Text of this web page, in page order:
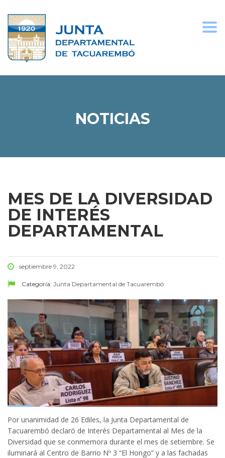
NOTICIAS
MES DE LA DIVERSIDAD
DE INTERÉS
DEPARTAMENTAL
septiembre 9, 2022
Categoría: Junta Departamental de Tacuarembó
Por unanimidad de 26 Ediles, la Junta Departamental de
Tacuarembó declaró de Interés Departamental al Mes de la
Diversidad que se conmemora durante el mes de setiembre. Se
iluminará al Centro de Barrio Nº 3 “El Hongo” y a las fachadas